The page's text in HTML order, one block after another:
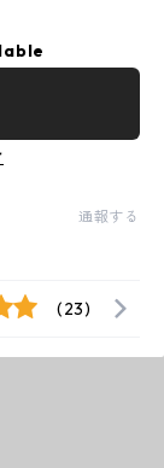
通報する
(23)